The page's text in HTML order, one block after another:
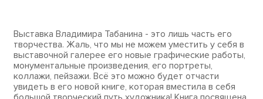
Выставка Владимира Табанина - это лишь часть его
творчества. Жаль, что мы не можем уместить у себя в
выставочной галерее его новые графические работы,
монументальные произведения, его портреты,
коллажи, пейзажи. Всё это можно будет отчасти
увидеть в его новой книге, которая вместила в себя